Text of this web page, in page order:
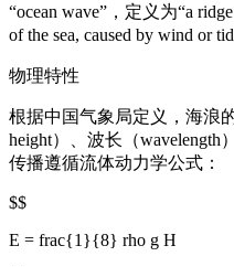
“ocean wave”，定义为“a
of the sea, caused by wind or
物理特性
根据中国气象局定义，海浪
height）、波长（wavelength
传播遵循流体动力学公式：
$$
E = frac{1}{8} rho g H